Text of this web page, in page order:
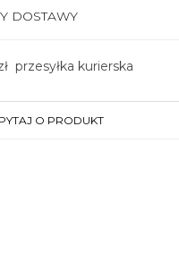
DOSTAWY
przesyłka kurierska
O PRODUKT